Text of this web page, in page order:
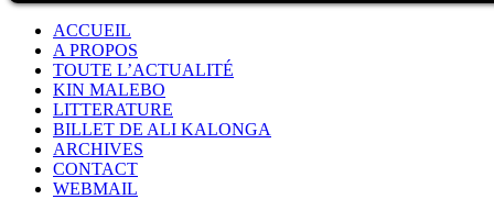
ACCUEIL
A PROPOS
TOUTE L’ACTUALITÉ
KIN MALEBO
LITTERATURE
BILLET DE ALI KALONGA
ARCHIVES
CONTACT
WEBMAIL